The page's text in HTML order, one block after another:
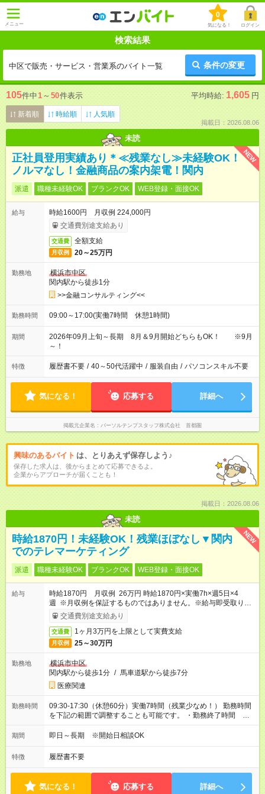
メニュー
0
気になる！ ログイン
検索結果
中区で販売・サービス・営業系のバイト一覧 条件の変更
105件中1 ～ 50件表示 平均時給: 1,605 円
新着順 時給順 人気順
掲載日：2026.08.06
未読
NEW
正社員登用実績あり＊≪残業なし≫未経験OK！
ノルマなし！金融商品の案内架電！関内
派遣 職種未経験OK ブランクOK WEB登録・面接OK
給与
時給1600円 月収例 224,000円
交通費別途支給あり
交通費 全額支給
月収例 20～25万円
勤務地
横浜市中区
関内駅から徒歩1分
>>金融コンサルティング<<
勤務時間 09:00～17:00(実働7時間 休憩1時間)
期間
2026年09月上旬～長期 8月＆9月開始どちらもOK！ ※9月
～！
特徴 履歴書不要 / 40～50代活躍中 / 服装自由 / パソコンスキル不要
気になる！ 応募する 詳細へ
掲載元企業名 パーソルテンプスタッフ株式会社 首都圏
興味のあるバイト は、とりあえず保存しよう♪
保存した求人は、後からまとめて応募できるよ。
企業からアプローチが届くことも！
掲載日：2026.08.06
未読
NEW
時給1870円！未経験OK！残業ほぼなし▼関内
でのテレマーケティング
派遣 職種未経験OK ブランクOK WEB登録・面接OK
給与
時給1870円 月収例 26万円 時給1870円×実働7h×週5日×4
週 ※月収例を保証するものではありません。※給与即受取りサ
ービス利用可（利用条件有）
交通費別途支給あり
交通費 1ヶ月3万円を上限として実費支給
月収例 25～30万円
勤務地
横浜市中区
関内駅から徒歩1分 / 馬車道駅から徒歩7分
医療関連
勤務時間
09:30-17:30（休憩60分）実働7時間（残業少なめ！） 勤務時間
を下記の範囲で調整することも可能です。 ・勤務終了時間
16:30～18:30 ・実働 06:00～08:00
期間 即日～長期 ※開始日相談OK
特徴 履歴書不要
気になる！ 応募する 詳細へ